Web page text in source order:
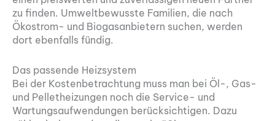
zu finden. Umweltbewusste Familien, die nach
Ökostrom- und Biogasanbietern suchen, werden
dort ebenfalls fündig.
Das passende Heizsystem
Bei der Kostenbetrachtung muss man bei Öl-, Gas-
und Pelletheizungen noch die Service- und
Wartungsaufwendungen berücksichtigen. Dazu